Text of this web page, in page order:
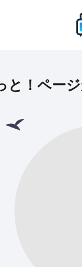
と！ペー